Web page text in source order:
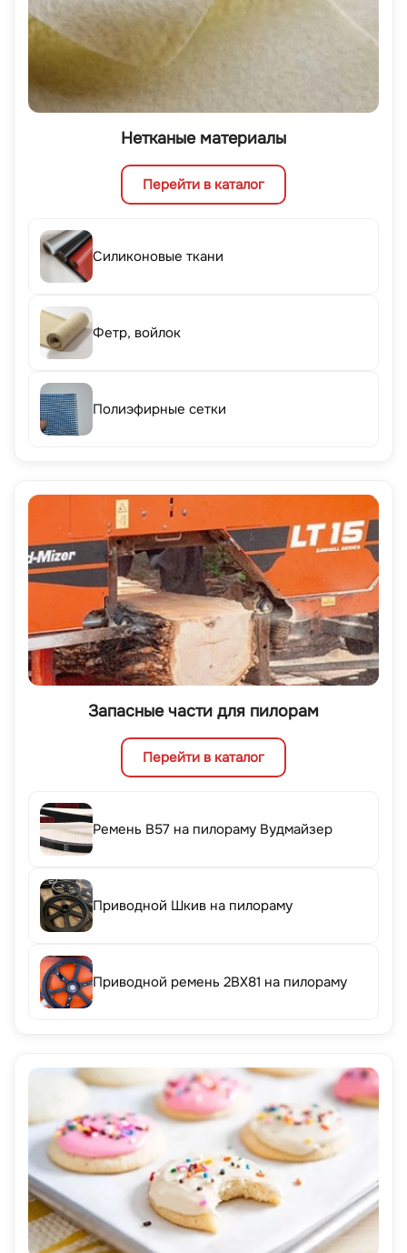
Нетканые материалы
Перейти в каталог
Силиконовые ткани
Фетр, войлок
Полиэфирные сетки
Запасные части для пилорам
Перейти в каталог
Ремень B57 на пилораму Вудмайзер
Приводной Шкив на пилораму
Приводной ремень 2BX81 на пилораму